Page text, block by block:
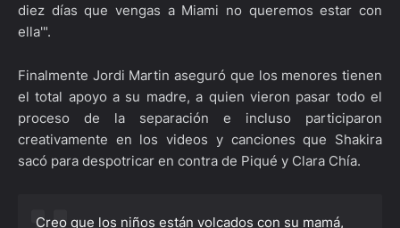
diez días que vengas a Miami no queremos estar con
ella'".
Finalmente Jordi Martin aseguró que los menores tienen
el total apoyo a su madre, a quien vieron pasar todo el
proceso de la separación e incluso participaron
creativamente en los videos y canciones que Shakira
sacó para despotricar en contra de Piqué y Clara Chía.
Creo que los niños están volcados con su mamá,